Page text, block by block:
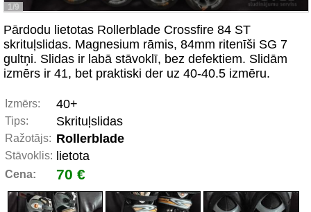
1/9
Pārdodu lietotas Rollerblade Crossfire 84 ST
skrituļslidas. Magnesium rāmis, 84mm ritenīši SG 7
gultņi. Slidas ir labā stāvoklī, bez defektiem. Slidām
izmērs ir 41, bet praktiski der uz 40-40.5 izmēru.
Izmērs: 40+
Tips: Skrituļslidas
Ražotājs: Rollerblade
Stāvoklis: lietota
Cena: 70 €